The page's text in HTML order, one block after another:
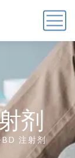
剂
注射剂